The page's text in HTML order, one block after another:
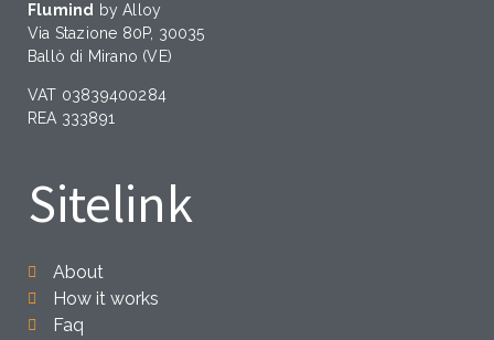
Flumind
by Alloy
Via Stazione 80P, 30035
Ballò di Mirano (VE)
VAT 03839400284
REA 333891
Sitelink
About
How it works
Faq